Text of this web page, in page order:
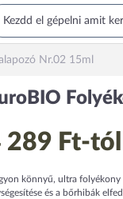
Nr.02 15ml
289 Ft-tól
könnyű, ultra folyékony
és a bőrhibák